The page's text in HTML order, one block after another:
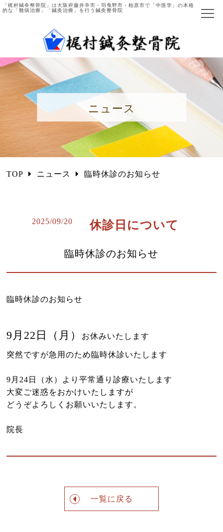
「梶村鍼灸整骨院」は大阪府藤井寺市・羽曳野市・柏原市で「中医学」の本格
的な「難病治療」「鍼灸治療」を行う鍼灸整骨院
当院について
院長ご紹介
施術の流れ
主な症例と施術法
中医学とは
よくある質問
漢方茶サロン 伽羅木
健康保険について
お灸教室情報
該当施術一覧
ニュース
TOP ニュース 臨時休診のお知らせ
2025/09/20 休診日について
臨時休診のお知らせ
臨時休診のお知らせ
9月22日（月） お休みいたします
突然ですが急用のため臨時休診いたします
9月24日（水）より平常通り診療いたします
大変ご迷惑をおかけいたしますが
どうぞよろしくお願いいたします。
院長
一覧に戻る